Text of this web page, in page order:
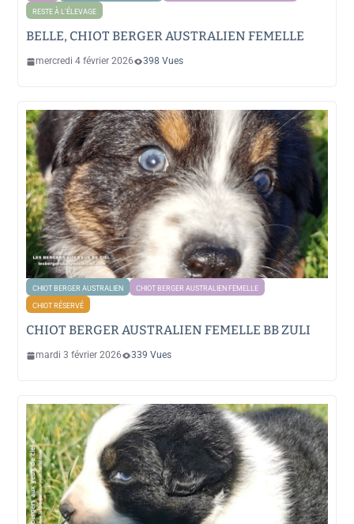
RESTE À L'ÉLEVAGE
BELLE, CHIOT BERGER AUSTRALIEN FEMELLE
mercredi 4 février 2026 398 Vues
CHIOT BERGER AUSTRALIEN CHIOT BERGER AUSTRALIEN FEMELLE
CHIOT RÉSERVÉ
CHIOT BERGER AUSTRALIEN FEMELLE BB ZULI
mardi 3 février 2026 339 Vues